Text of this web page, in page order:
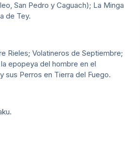
San Pedro y Caguach); La Minga
de Tey.
Rieles; Volatineros de Septiembre;
epopeya del hombre en el
sus Perros en Tierra del Fuego.